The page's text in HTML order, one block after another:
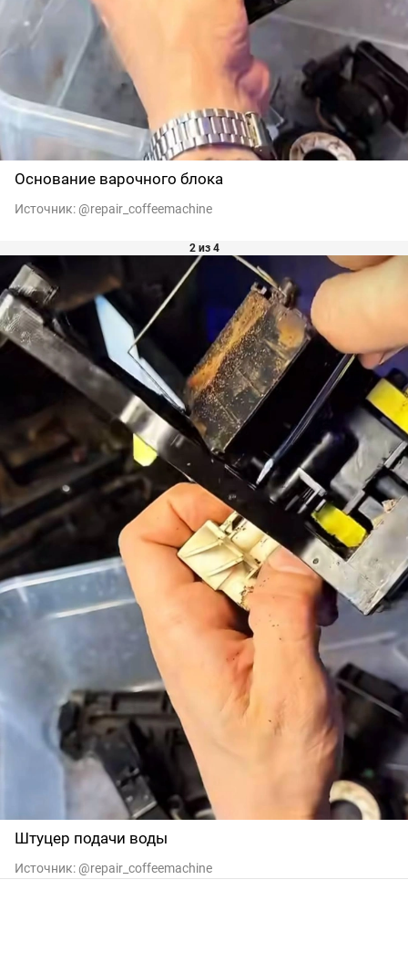
Основание варочного блока
Источник: @repair_coffeemachine
2 из 4
Штуцер подачи воды
Источник: @repair_coffeemachine